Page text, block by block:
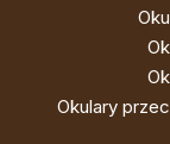
Okulary